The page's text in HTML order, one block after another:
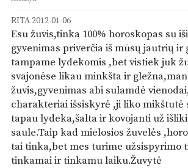
RITA2012-01-06
Esu žuvis,tinka 100% horoskopas su
gyvenimas priverčia iš mūsų jautrių ir
tampame lydekomis ,bet vistiek juk
svajonėse likau minkšta ir
žuvis,gyvenimas abi sulamdė
charakteriai išsiskyrė ,ji liko mikštutė
tapau lydeka,šalta ir kovojanti už
saule.Taip kad mielosios žuvelės
tai tinka,bet mes turime užsispyrimo
tinkamai ir tinkamu laiku.Žuvytė